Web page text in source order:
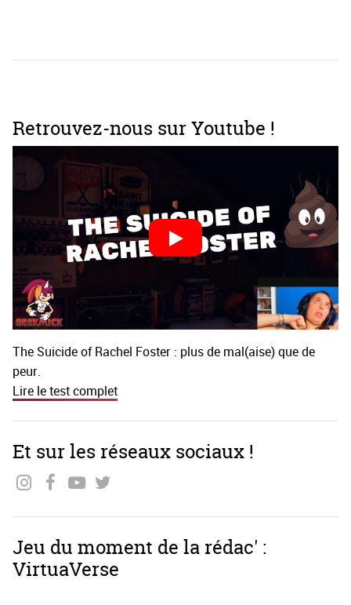
Retrouvez-nous sur Youtube !
The Suicide of Rachel Foster : plus de mal(aise) que de
peur.
Lire le test complet
Et sur les réseaux sociaux !
Jeu du moment de la rédac' :
VirtuaVerse